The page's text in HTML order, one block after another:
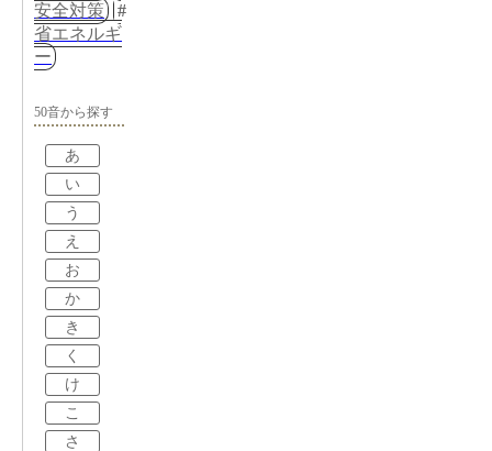
安全対策
省エネルギ
ー
50音から探す
あ
い
う
え
お
か
き
く
け
こ
さ